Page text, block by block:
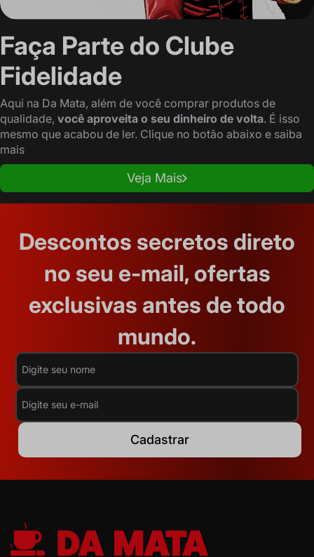
Faça Parte do Clube
Fidelidade
Aqui na Da Mata, além de você comprar produtos de
qualidade, você aproveita o seu dinheiro de volta. É isso
mesmo que acabou de ler. Clique no botão abaixo e saiba
mais
Veja Mais
Descontos secretos direto
no seu e-mail, ofertas
exclusivas antes de todo
mundo.
Cadastrar